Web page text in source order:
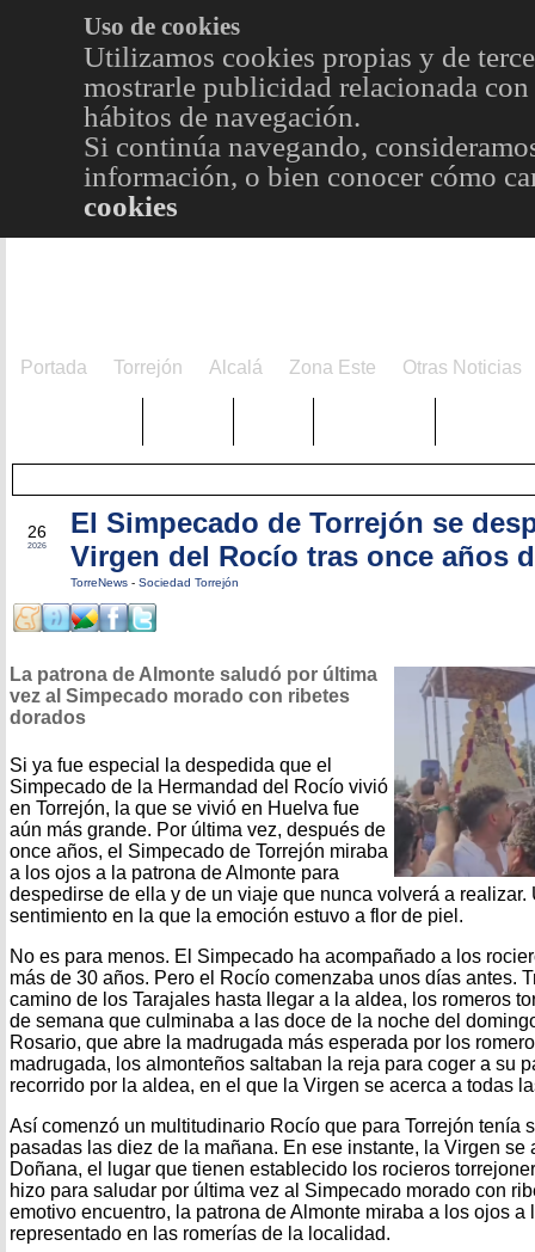
Uso de cookies
Utilizamos cookies propias y de
mostrarle publicidad relacionada
hábitos de navegación.
Si continúa navegando,
información, o bien conocer cómo
cookies
Portada Torrejón Alcalá Zona Este Otras Noticias
26
2026
El Simpecado de Torrejón se
Virgen del Rocío tras once años
TorreNews - Sociedad Torrejón
La patrona de Almonte saludó por última
vez al Simpecado morado con ribetes
dorados
Si ya fue especial la despedida que el
Simpecado de la Hermandad del Rocío vivió
en Torrejón, la que se vivió en Huelva fue
aún más grande. Por última vez, después de
once años, el Simpecado de Torrejón miraba
a los ojos a la patrona de Almonte para
despedirse de ella y de un viaje que nunca volverá a
sentimiento en la que la emoción estuvo a flor de piel.
No es para menos. El Simpecado ha acompañado a los
más de 30 años. Pero el Rocío comenzaba unos días antes.
camino de los Tarajales hasta llegar a la aldea, los romeros
de semana que culminaba a las doce de la noche del
Rosario, que abre la madrugada más esperada por los
madrugada, los almonteños saltaban la reja para coger a su
recorrido por la aldea, en el que la Virgen se acerca a todas
Así comenzó un multitudinario Rocío que para Torrejón tenía
pasadas las diez de la mañana. En ese instante, la Virgen se
Doñana, el lugar que tienen establecido los rocieros
hizo para saludar por última vez al Simpecado morado con
emotivo encuentro, la patrona de Almonte miraba a los ojos a
representado en las romerías de la localidad.